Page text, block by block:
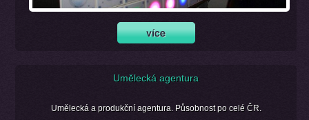
Umělecká agentura
Umělecká a produkční agentura. Působnost po celé ČR.